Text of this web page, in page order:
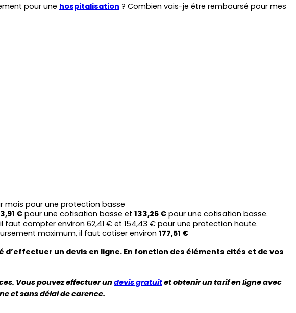
pour une hospitalisation
mois pour une protection basse
€ pour une cotisation basse et 133,26 € pour une cotisation basse.
faut compter environ 62,41 € et 154,43 € pour une protection haute.
maximum, il faut cotiser environ 177,51 €
un devis en ligne. En fonction des éléments cités et de vos
Vous pouvez effectuer un devis gratuit et obtenir un tarif en ligne avec
et sans délai de carence.